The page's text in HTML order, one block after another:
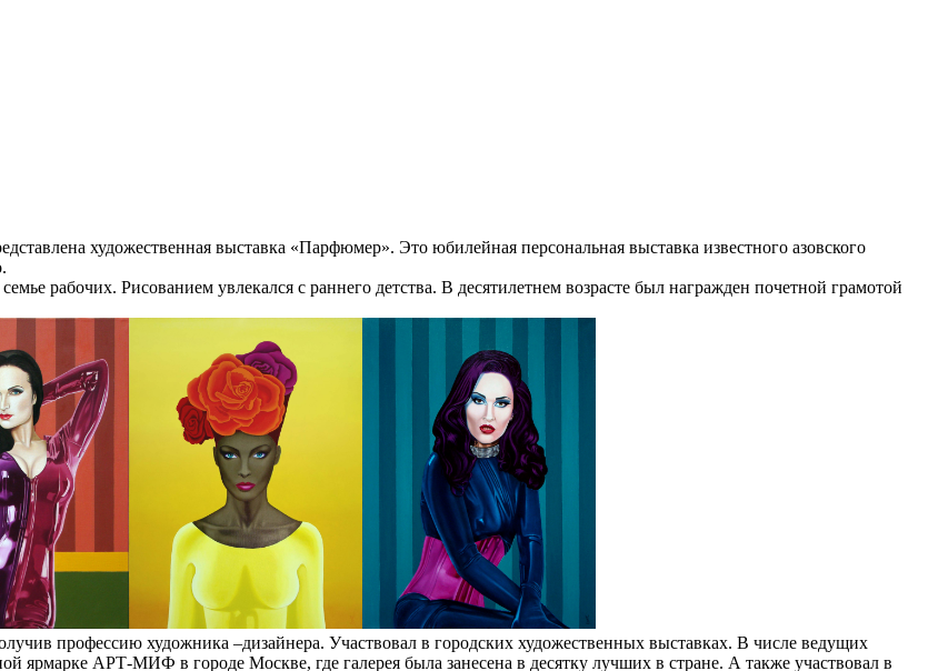
художественная выставка «Парфюмер». Это юбилейная персональная выставка известного азовского
рабочих. Рисованием увлекался с раннего детства. В десятилетнем возрасте был награжден почетной грамотой
профессию художника –дизайнера. Участвовал в городских художественных выставках. В числе ведущих
АРТ-МИФ в городе Москве, где галерея была занесена в десятку лучших в стране. А также участвовал в